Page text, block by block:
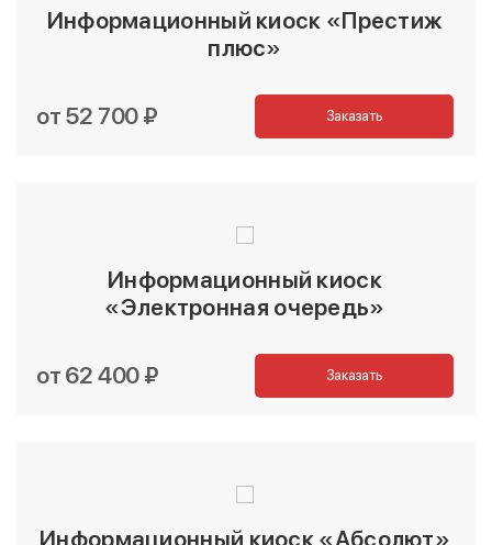
Информационный киоск «Престиж
плюс»
от 52 700 ₽ Заказать
Информационный киоск
«Электронная очередь»
от 62 400 ₽ Заказать
Информационный киоск «Абсолют»